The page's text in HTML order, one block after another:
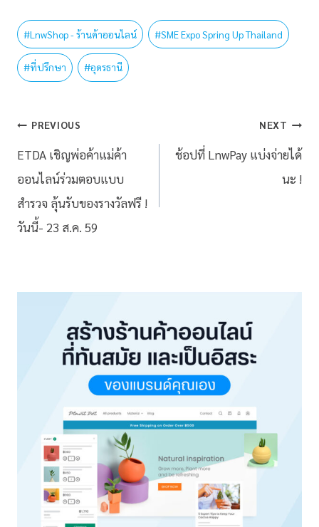
#LnwShop - ร้านค้าออนไลน์ #SME Expo Spring Up Thailand
#ที่ปรึกษา #อุดรธานี
PREVIOUS
ETDA เชิญพ่อค้าแม่ค้า
ออนไลน์ร่วมตอบแบบ
สำรวจ ลุ้นรับของรางวัลฟรี !
วันนี้- 23 ส.ค. 59
NEXT
ช้อปที่ LnwPay แบ่งจ่ายได้
นะ !